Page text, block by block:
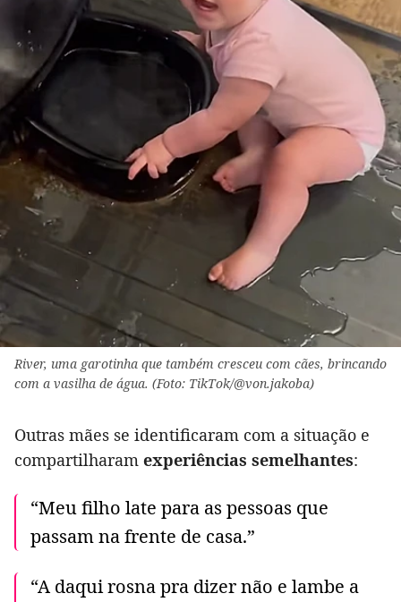
River, uma garotinha que também cresceu com cães, brincando
com a vasilha de água. (Foto: TikTok/@von.jakoba)
Outras mães se identificaram com a situação e
compartilharam experiências semelhantes:
“Meu filho late para as pessoas que
passam na frente de casa.”
“A daqui rosna pra dizer não e lambe a